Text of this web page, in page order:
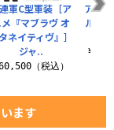
軍C型軍装［ア
メ『マブラヴ オ
ネイティヴ』］
ジャ..
（税込）
アニ
ルキ
ます